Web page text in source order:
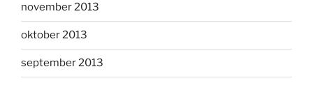
november 2013
oktober 2013
september 2013